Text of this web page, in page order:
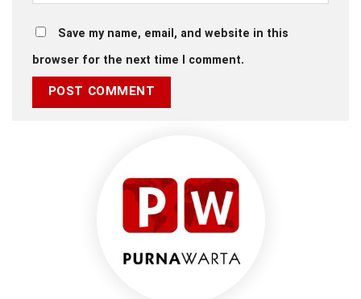
Save my name, email, and website in this
browser for the next time I comment.